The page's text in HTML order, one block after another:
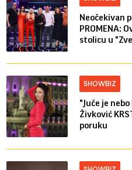
Neočekivan
PROMENA:
stolicu u
SHOWBIZ
"Juče je
Živković
poruku